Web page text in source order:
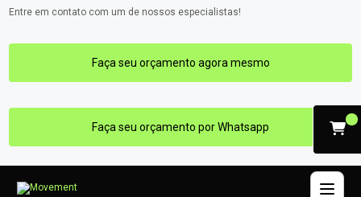
Entre em contato com um de nossos especialistas!
Faça seu orçamento agora mesmo
Faça seu orçamento por Whatsapp